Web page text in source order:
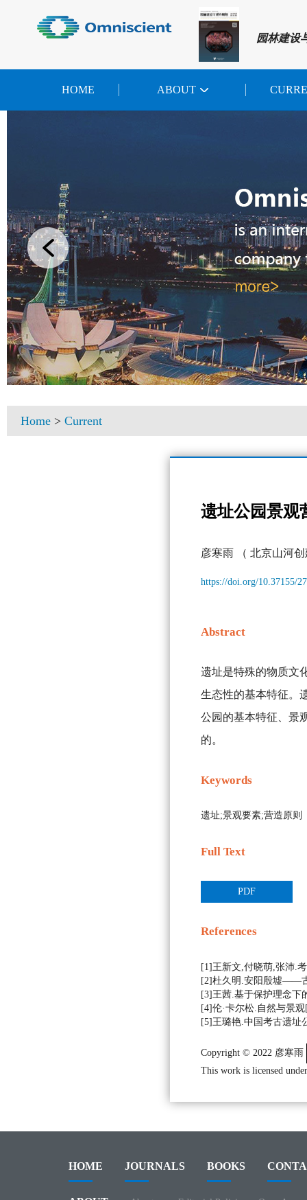
园林建设
HOME ABOUT
Home > Current
遗址公园景观
彦寒雨 （ 北京山河
https://doi.org/10.37155/
Abstract
遗址是特殊的物质文
生态性的基本特征。
公园的基本特征、景
的。
Keywords
遗址;景观要素;营造原则
Full Text
PDF
References
[1]王新文,付晓萌,张沛.
[2]杜久明.安阳殷墟——
[3]王茜.基于保护理念下
[4]伦·卡尔松.自然与景
[5]王璐艳.中国考古遗址
Copyright © 2022 彦寒雨
This work is licensed
HOME JOURNALS BOOKS